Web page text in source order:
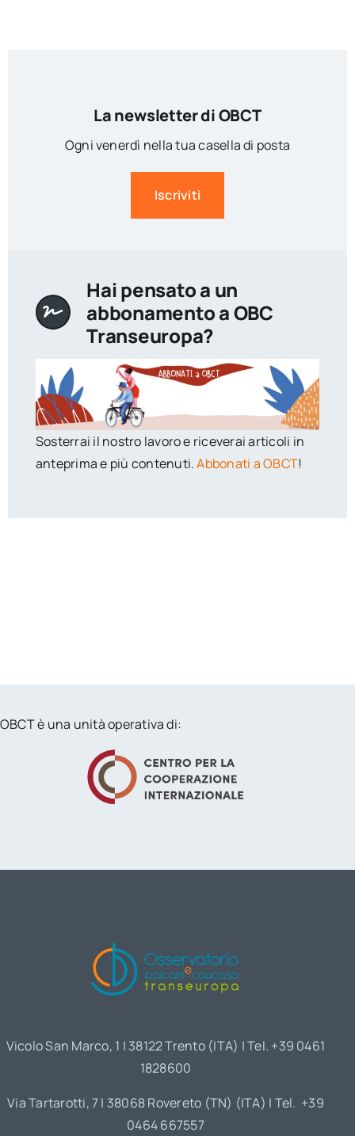
La newsletter di OBCT
Ogni venerdì nella tua casella di posta
Iscriviti
Hai pensato a un
abbonamento a OBC
Transeuropa?
Sosterrai il nostro lavoro e riceverai articoli in
anteprima e più contenuti.Abbonati a OBCT!
OBCT è una unità operativa di:
Vicolo San Marco, 1 | 38122 Trento (ITA) | Tel. +39 0461
1828600
Via Tartarotti, 7 | 38068 Rovereto (TN) (ITA) | Tel. +39
0464 667557